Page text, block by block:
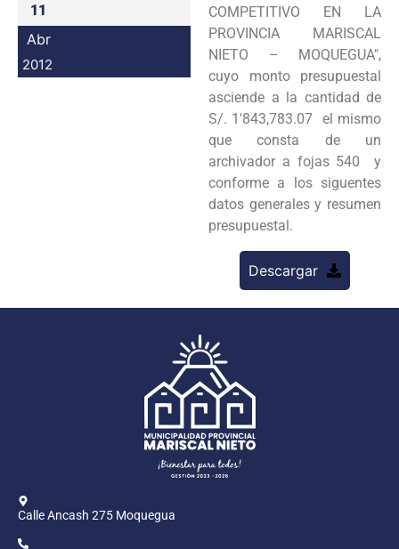
11
Abr
2012
COMPETITIVO EN LA
PROVINCIA MARISCAL
NIETO – MOQUEGUA",
cuyo monto presupuestal
asciende a la cantidad de
S/. 1'843,783.07 el mismo
que consta de un
archivador a fojas 540 y
conforme a los siguentes
datos generales y resumen
presupuestal.
Descargar
Calle Ancash 275 Moquegua